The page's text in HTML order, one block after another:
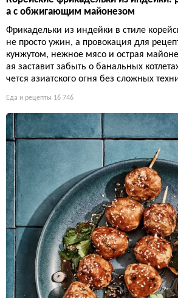
а с обжигающим майонезом
Фрикадельки из индейки в стиле
не просто ужин, а провокация для
кунжутом, нежное мясо и острая
ая заставит забыть о банальных
чется азиатского огня без сложных
Еда и рецепты 16 746